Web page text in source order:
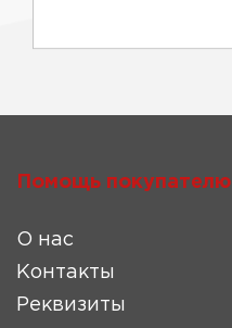
Помощь покупателю
О нас
Контакты
Реквизиты